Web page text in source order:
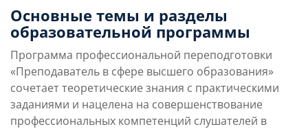
Основные темы и разделы
образовательной программы
Программа профессиональной переподготовки
«Преподаватель в сфере высшего образования»
сочетает теоретические знания с практическими
заданиями и нацелена на совершенствование
профессиональных компетенций слушателей в